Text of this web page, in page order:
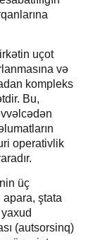
uçot
və
kompleks
Bu,
operativlik
üç
apara, ştata
yaxud
(autsorsinq)